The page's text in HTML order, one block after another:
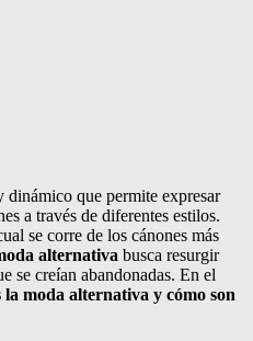
dinámico que permite expresar
a través de diferentes estilos.
se corre de los cánones más
alternativa busca resurgir
se creían abandonadas. En el
la moda alternativa y cómo son